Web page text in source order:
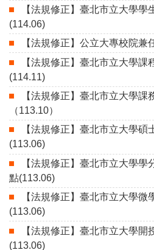
【法規修正】臺北市立大學
(114.06)
【法規修正】公立大專校院
【法規修正】臺北市立大學
(114.11)
【法規修正】臺北市立大學課
（113.10）
【法規修正】臺北市立大學碩
(113.06)
【法規修正】臺北市立大學
點(113.06)
【法規修正】臺北市立大學
(113.06)
【法規修正】臺北市立大學開
(113.06)